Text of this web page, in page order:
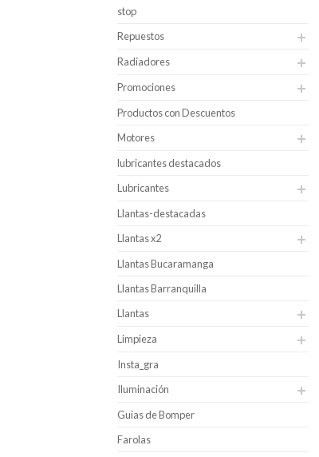
stop
Repuestos
Radiadores
Promociones
Productos con Descuentos
Motores
lubricantes destacados
Lubricantes
Llantas-destacadas
Llantas x2
Llantas Bucaramanga
Llantas Barranquilla
Llantas
Limpieza
Insta_gra
Iluminación
Guias de Bomper
Farolas